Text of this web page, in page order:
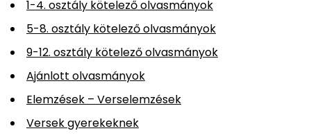
1-4. osztály kötelező olvasmányok
5-8. osztály kötelező olvasmányok
9-12. osztály kötelező olvasmányok
Ajánlott olvasmányok
Elemzések – Verselemzések
Versek gyerekeknek